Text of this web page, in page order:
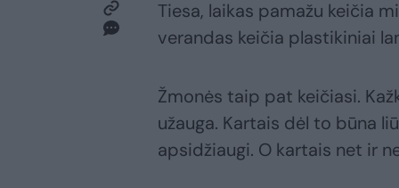
Tiesa, laikas pamažu keičia
verandas keičia plastikiniai
Žmonės taip pat keičiasi.
užauga. Kartais dėl to būna
apsidžiaugi. O kartais net ir